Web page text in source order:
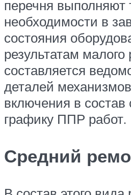
перечня выполняют
необходимости в
состояния
результатам
составляется
деталей
включения в
графику ППР работ.
Средний